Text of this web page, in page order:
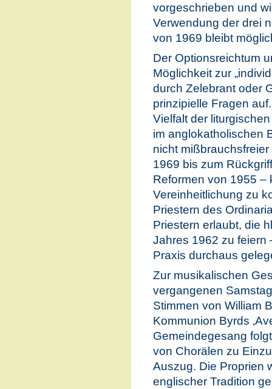
vorgeschrieben und
Verwendung der drei
von 1969 bleibt
Der Optionsreichtum
Möglichkeit zur
durch Zelebrant oder
prinzipielle Fragen
Vielfalt der
im anglokatholischen
nicht
1969 bis zum
Reformen von 1955 –
Vereinheitlichung zu
Priestern des
Priestern erlaubt, die
Jahres 1962 zu feiern
Praxis durchaus
Zur musikalischen
vergangenen
Stimmen von William
Kommunion Byrds
Gemeindegesang
von Chorälen zu
Auszug. Die Proprien
englischer Tradition